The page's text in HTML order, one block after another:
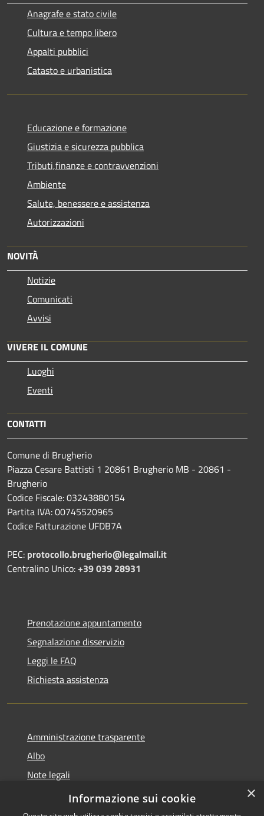
Anagrafe e stato civile
Cultura e tempo libero
Appalti pubblici
Catasto e urbanistica
Educazione e formazione
Giustizia e sicurezza pubblica
Tributi,finanze e contravvenzioni
Ambiente
Salute, benessere e assistenza
Autorizzazioni
NOVITÀ
Notizie
Comunicati
Avvisi
VIVERE IL COMUNE
Luoghi
Eventi
CONTATTI
Comune di Brugherio
Piazza Cesare Battisti 1 20861 Brugherio MB - 20861 -
Brugherio
Codice Fiscale: 03243880154
Partita IVA: 00745520965
Codice Fatturazione UFDB7A
PEC: protocollo.brugherio@legalmail.it
Centralino Unico:+39 039 28931
Prenotazione appuntamento
Segnalazione disservizio
Leggi le FAQ
Richiesta assistenza
Amministrazione trasparente
Albo
Note legali
Dichiarazione di accessibilità
×
Informazione sui cookie